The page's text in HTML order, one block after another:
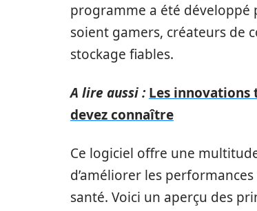
programme a été développé
soient gamers, créateurs de
stockage fiables.
A lire aussi : Les innovations
devez connaître
Ce logiciel offre une
d’améliorer les
santé. Voici un aperçu des